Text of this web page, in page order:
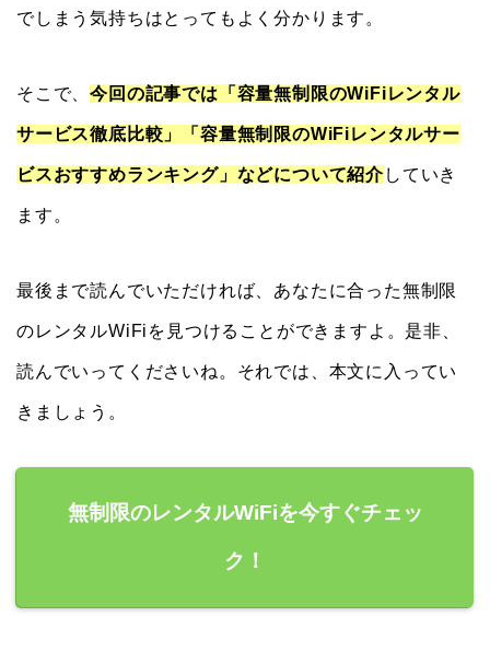
でしまう気持ちはとってもよく分かります。
そこで、今回の記事では「容量無制限のWiFiレンタル
サービス徹底比較」「容量無制限のWiFiレンタルサー
ビスおすすめランキング」などについて紹介していき
ます。
最後まで読んでいただければ、あなたに合った無制限
のレンタルWiFiを見つけることができますよ。是非、
読んでいってくださいね。それでは、本文に入ってい
きましょう。
無制限のレンタルWiFiを今すぐチェッ
ク！